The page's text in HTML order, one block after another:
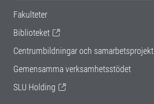
Fakulteter
Biblioteket
Centrumbildningar och samarbetsprojekt
Gemensamma verksamhetsstödet
SLU Holding